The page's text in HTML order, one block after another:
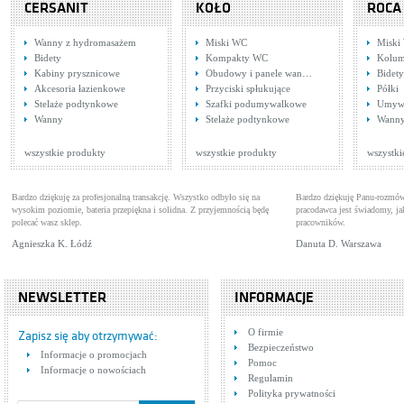
Tres Cuadro 1.07.120
Cena: 456,00 zł WIĘCEJ
Baterie bidetowe
Cena: 538,00 zł
CERSANIT
Wanny z hydromasażem
Bidety
Kabiny prysznicowe
Akcesoria łazienkowe
Stelaże podtynkowe
Wanny
wszystkie produkty
KOŁO
Miski WC
Kompakty WC
Obudowy i panele wan…
Przyciski spłukujące
Szafki podumywalkowe
Stelaże podtynkowe
wszystkie produkty
ROCA
Miski
Bidety
Półki
Bardzo dziękuję za profesjonalną transakcję. Wszystko odbyło się na
wysokim poziomie, bateria przepiękna i solidna. Z przyjemnością będę
polecać wasz sklep.
Agnieszka K. Łódź
Bardzo dziękuję Panu-
pracodawca jest świadomy,
pracowników.
Danuta D. Warszawa
NEWSLETTER
Zapisz się aby otrzymywać:
Informacje o promocjach
Informacje o nowościach
INFORMACJE
O firmie
Bezpieczeństwo
Pomoc
Regulamin
Polityka prywatności